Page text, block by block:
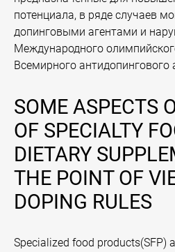
потенциала, в ряде случаев
допинговыми агентами и
Международного
Всемирного антидопингового
SOME ASPECTS
OF SPECIALTY
DIETARY
THE POINT OF
DOPING RULES
Specialized food products(SFP)